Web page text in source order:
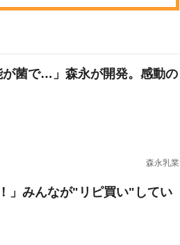
が菌で…」森永が開発。感動の
森永乳業
」みんなが"リピ買い"してい